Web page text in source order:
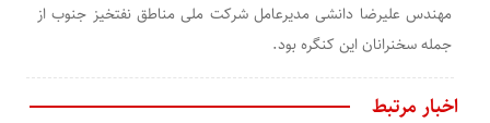
مهندس علیرضا دانشی مدیرعامل شرکت ملی مناطق نفتخیز جنوب از
جمله سخنرانان این کنگره بود.
اخبار مرتبط